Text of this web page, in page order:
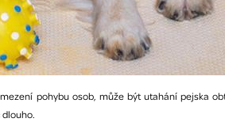
pohybu osob, může být utahání pejska